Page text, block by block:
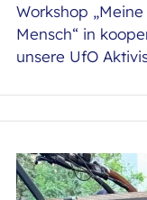
Workshop
Mensch“ in
unsere UfO